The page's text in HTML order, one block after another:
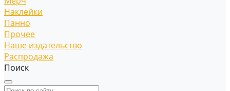
Наклейки
Панно
Прочее
Наше издательство
Распродажа
Поиск